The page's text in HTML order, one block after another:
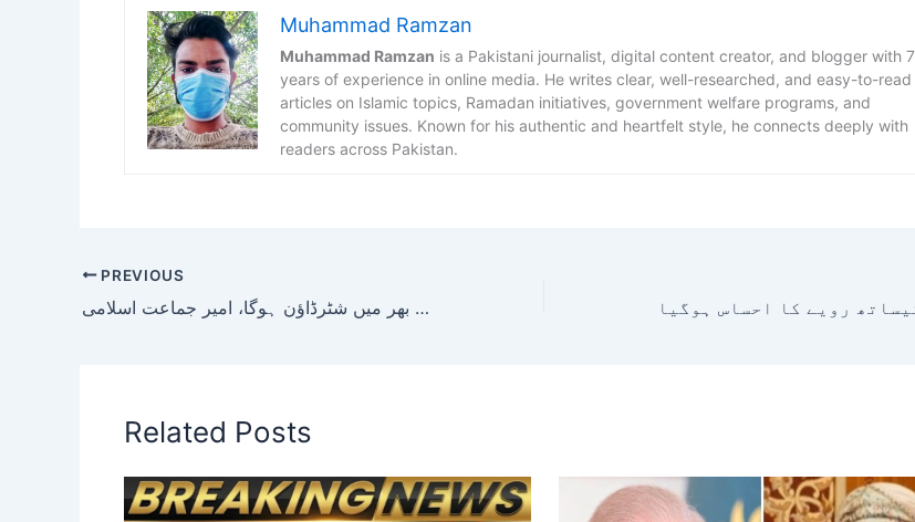
Muhammad Ramzan
Muhammad Ramzan is a Pakistani journalist, digital content creator, and blogger with 7
years of experience in online media. He writes clear, well-researched, and easy-to-read
articles on Islamic topics, Ramadan initiatives, government welfare programs, and
community issues. Known for his authentic and heartfelt style, he connects deeply with
readers across Pakistan.
PREVIOUS
جلد ہڑتال کی کال دیں گے، ملک بھر میں شٹرڈاؤن ہوگا، امیر جماعت اسلامی
Related Posts